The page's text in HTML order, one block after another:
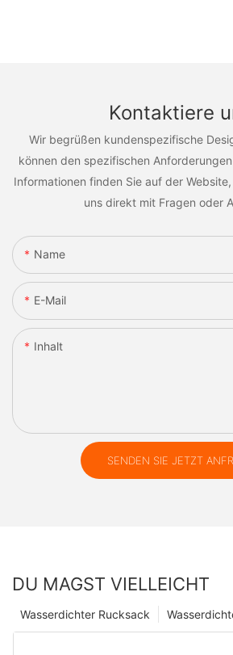
Kontaktiere
Wir begrüßen kundenspezifische
können den spezifischen
Informationen finden Sie auf der
uns direkt mit Fragen oder
Name
E-Mail
Inhalt
SENDEN SIE JETZT
DU MAGST VIELLEICHT
Wasserdichter Rucksack